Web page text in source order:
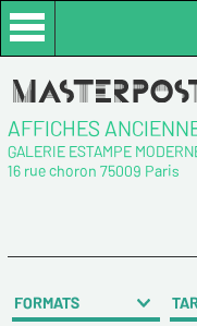
AFFICHES
GALERIE ESTAMPE
16 rue choron 75009 Paris
FORMATS